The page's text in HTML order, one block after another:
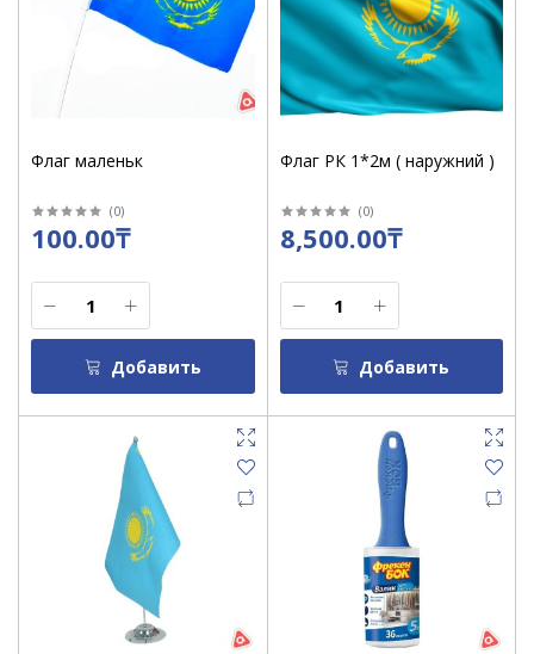
Флаг маленьк
(0)
100.00₸
Добавить
Флаг РК 1*2м ( наружний )
(0)
8,500.00₸
Добавить